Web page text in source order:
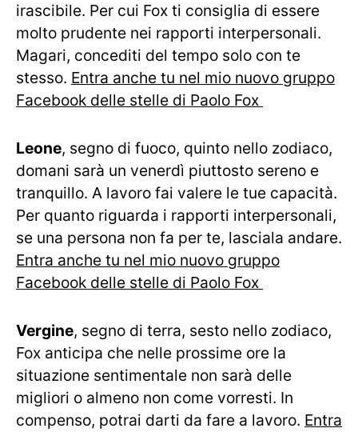
irascibile. Per cui Fox ti consiglia di essere
molto prudente nei rapporti interpersonali.
Magari, concediti del tempo solo con te
stesso. Entra anche tu nel mio nuovo gruppo
Facebook delle stelle di Paolo Fox
Leone, segno di fuoco, quinto nello zodiaco,
domani sarà un venerdì piuttosto sereno e
tranquillo. A lavoro fai valere le tue capacità.
Per quanto riguarda i rapporti interpersonali,
se una persona non fa per te, lasciala andare.
Entra anche tu nel mio nuovo gruppo
Facebook delle stelle di Paolo Fox
Vergine, segno di terra, sesto nello zodiaco,
Fox anticipa che nelle prossime ore la
situazione sentimentale non sarà delle
migliori o almeno non come vorresti. In
compenso, potrai darti da fare a lavoro. Entra